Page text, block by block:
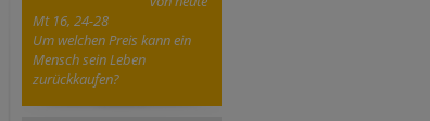
Mt 16, 24-28
Um welchen Preis kann ein
Mensch sein Leben
zurückkaufen?